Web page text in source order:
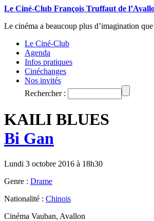
Le Ciné-Club François Truffaut de
Le cinéma a beaucoup plus d’imagination
Le Ciné-Club
Agenda
Infos pratiques
Cinéchanges
Nos invités
Rechercher :
KAILI BLUES
Bi Gan
Lundi 3 octobre 2016 à 18h30
Genre : Drame
Nationalité : Chinois
Cinéma Vauban, Avallon